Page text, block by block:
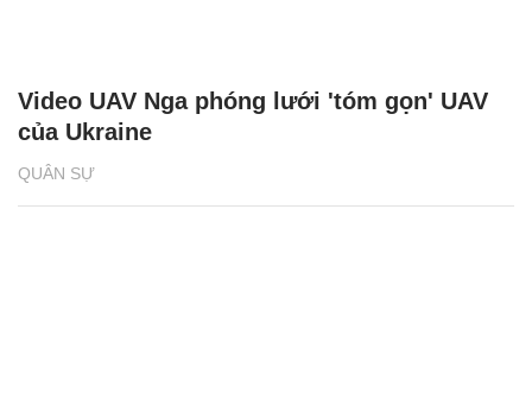
QUÂN SỰ
Video UAV Nga phóng lưới 'tóm gọn' UAV
của Ukraine